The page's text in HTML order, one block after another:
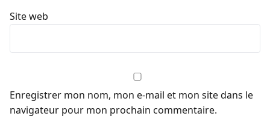
Site web
Enregistrer mon nom, mon e-mail et mon site dans le
navigateur pour mon prochain commentaire.